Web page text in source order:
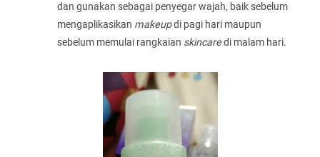
dan gunakan sebagai penyegar wajah, baik sebelum
mengaplikasikan makeupdi pagi hari maupun
sebelum memulai rangkaian skincaredi malam hari.